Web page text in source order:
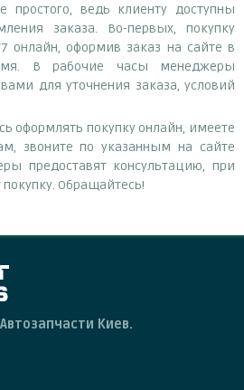
ведь клиенту доступны
заказа. Во-первых, покупку
онлайн, оформив заказ на сайте в
В рабочие часы менеджеры
для уточнения заказа, условий
оформлять покупку онлайн, имеете
звоните по указанным на сайте
предоставят консультацию, при
Обращайтесь!
Киев.